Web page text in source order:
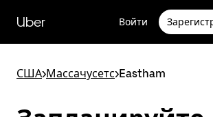
перейти
к
Uber Войти
США>Массачусетс>Eastham